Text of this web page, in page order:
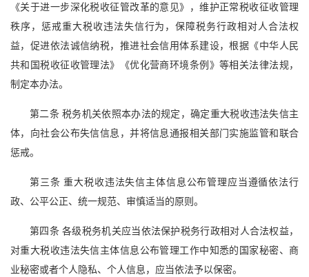
《关于进一步深化税收征管改革的意见》，维护正常税收征收管理
秩序，惩戒重大税收违法失信行为，保障税务行政相对人合法权
益，促进依法诚信纳税，推进社会信用体系建设，根据《中华人民
共和国税收征收管理法》《优化营商环境条例》等相关法律法规，
制定本办法。
第二条 税务机关依照本办法的规定，确定重大税收违法失信主
体，向社会公布失信信息，并将信息通报相关部门实施监管和联合
惩戒。
第三条 重大税收违法失信主体信息公布管理应当遵循依法行
政、公平公正、统一规范、审慎适当的原则。
第四条 各级税务机关应当依法保护税务行政相对人合法权益，
对重大税收违法失信主体信息公布管理工作中知悉的国家秘密、商
业秘密或者个人隐私、个人信息，应当依法予以保密。